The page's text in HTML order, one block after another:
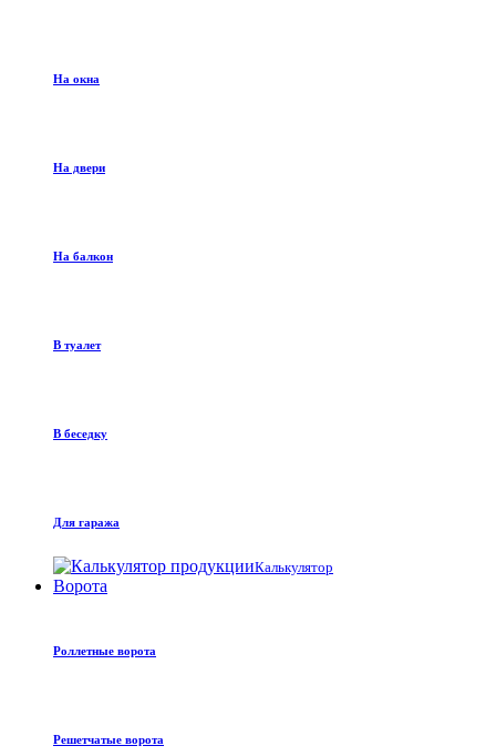
На окна
На двери
На балкон
В туалет
В беседку
Для гаража
Калькулятор
Ворота
Роллетные ворота
Решетчатые ворота